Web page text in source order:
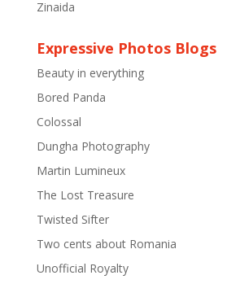
Zinaida
Expressive Photos Blogs
Beauty in everything
Bored Panda
Colossal
Dungha Photography
Martin Lumineux
The Lost Treasure
Twisted Sifter
Two cents about Romania
Unofficial Royalty